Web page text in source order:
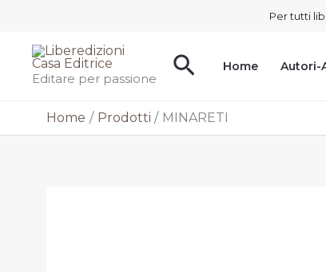
contenuto
Per tutti
Editare per passione CercaHome Autori-
Home Prodotti MINARETI